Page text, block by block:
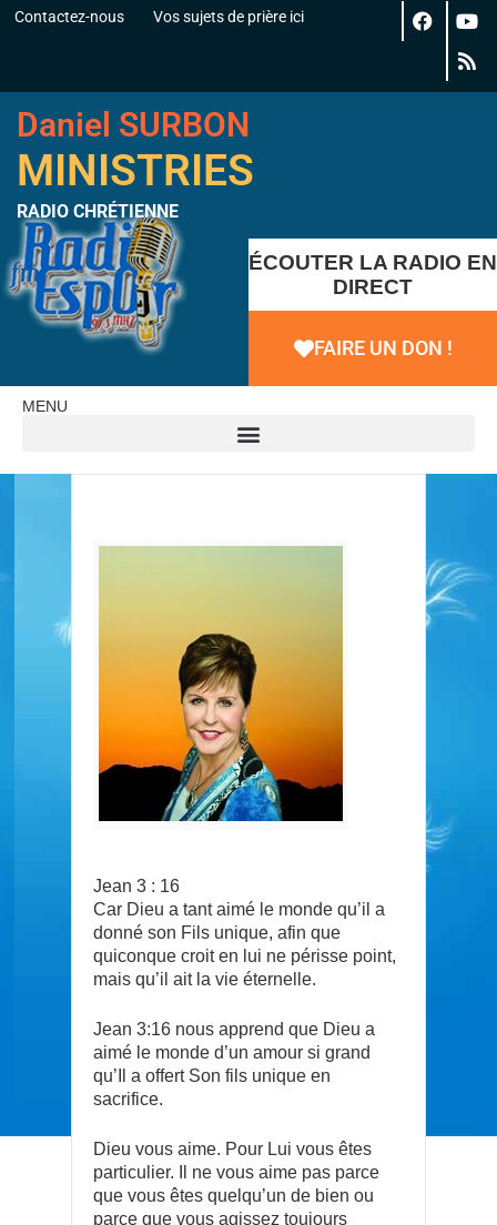
Contactez-nous Vos sujets de prière ici
Daniel SURBON
MINISTRIES
RADIO CHRÉTIENNE
ÉCOUTER LA RADIO EN
DIRECT
FAIRE UN DON !
Jean 3 : 16
Car Dieu a tant aimé le monde qu’il a
donné son Fils unique, afin que
quiconque croit en lui ne périsse point,
mais qu’il ait la vie éternelle.
Jean 3:16 nous apprend que Dieu a
aimé le monde d’un amour si grand
qu’Il a offert Son fils unique en
sacrifice.
Dieu vous aime. Pour Lui vous êtes
particulier. Il ne vous aime pas parce
que vous êtes quelqu’un de bien ou
parce que vous agissez toujours